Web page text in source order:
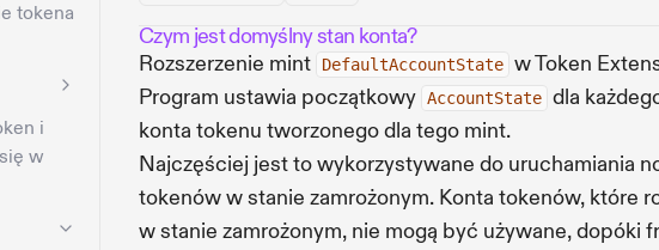
tokena
i
w
Czym jest domyślny stan konta?
Rozszerzenie mint
DefaultAccountState w Token
Program ustawia początkowy AccountState dla
konta tokenu tworzonego dla tego mint.
Najczęściej jest to wykorzystywane do uruchamiania
tokenów w stanie zamrożonym. Konta tokenów, które
w stanie zamrożonym, nie mogą być używane, dopóki